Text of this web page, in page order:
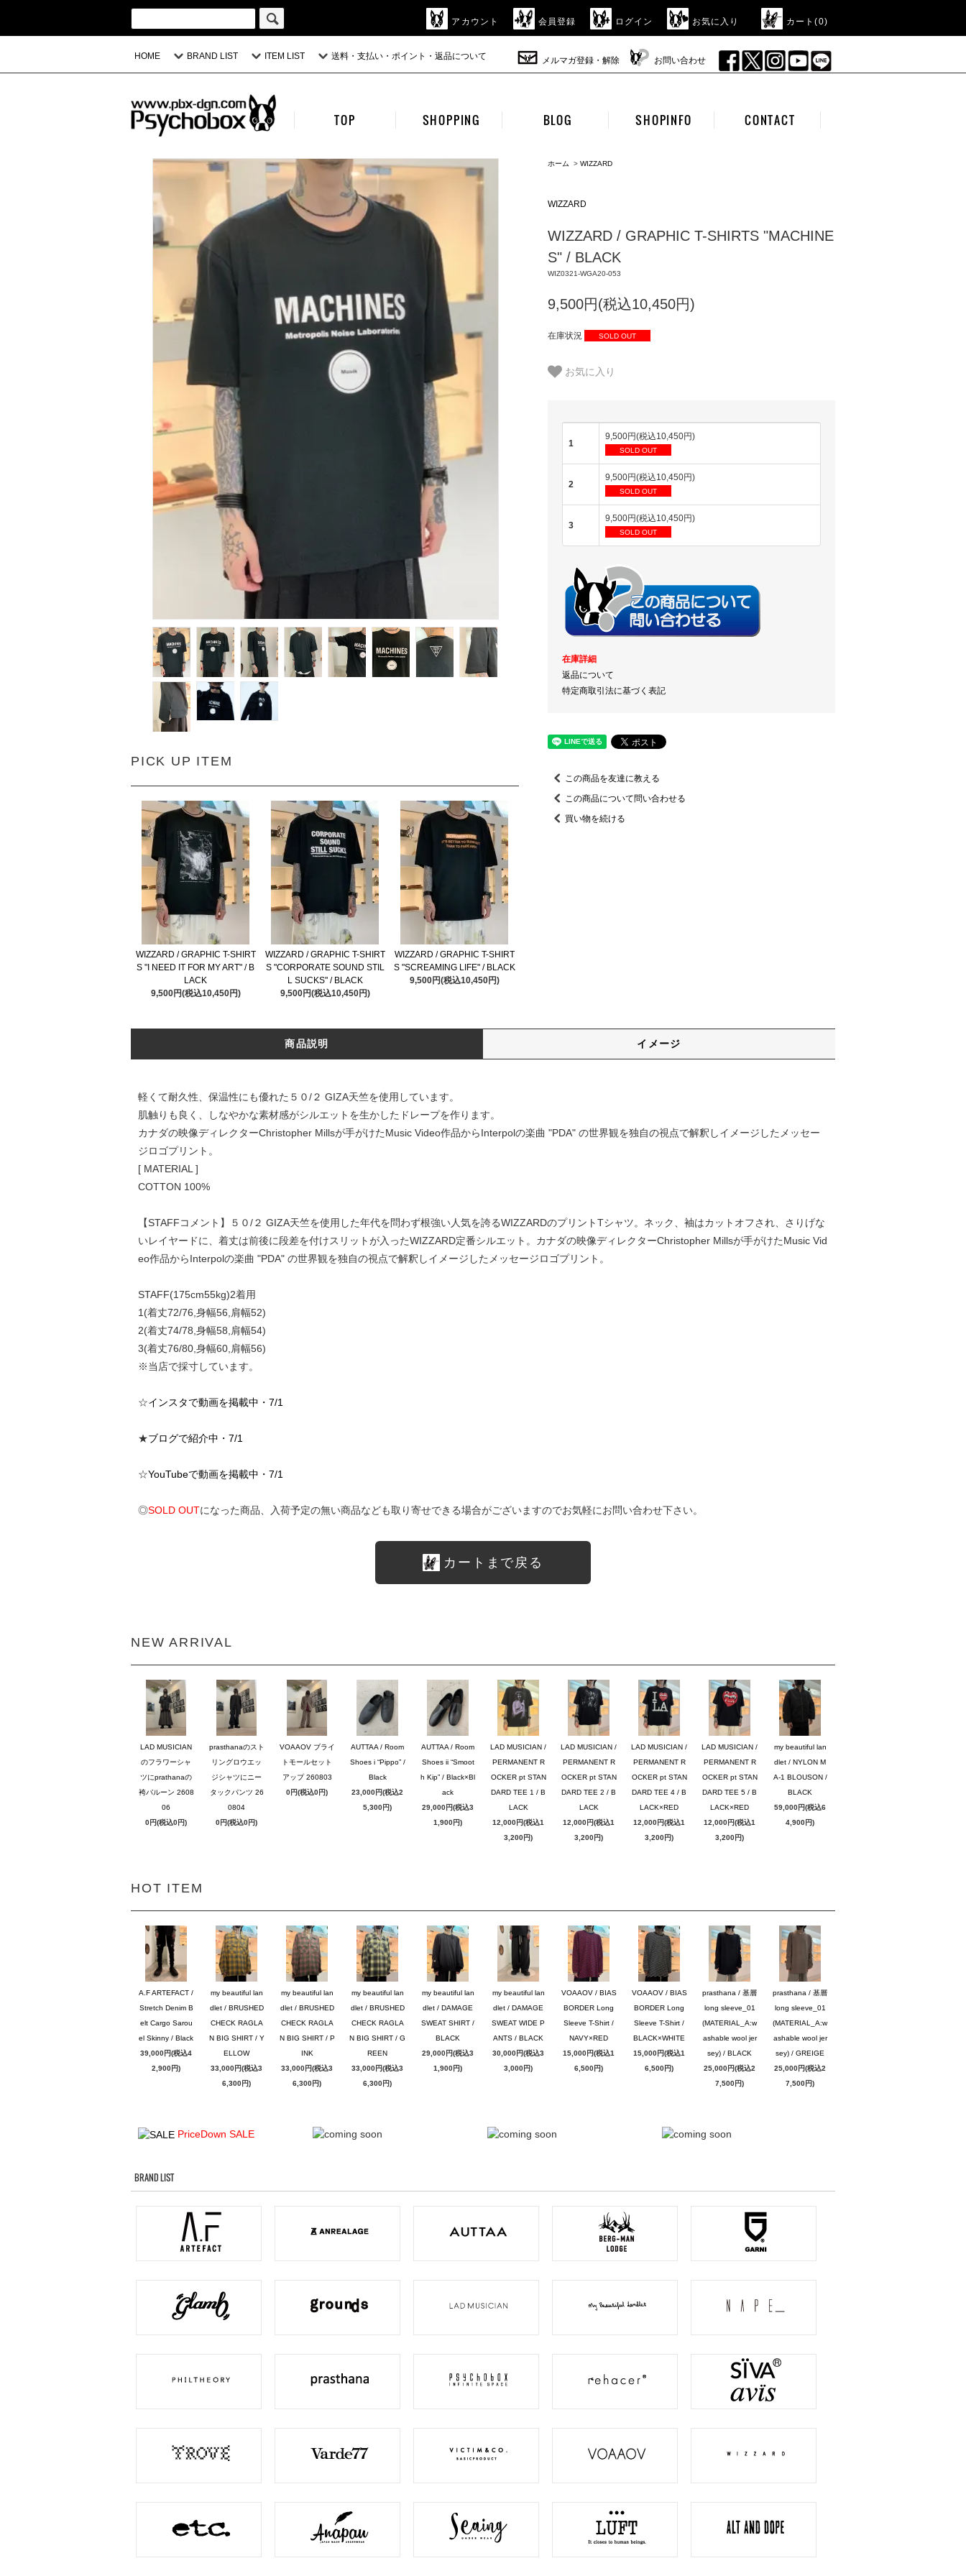
アカウント 会員登録 ログイン お気に入り カート(0)
HOME BRAND LIST ITEM LIST 送料・支払い・ポイント・返品について メルマガ登録・解除 お問い合わせ
TOP SHOPPING BLOG SHOPINFO CONTACT
PICK UP ITEM
WIZZARD / GRAPHIC T-SHIRT
S "I NEED IT FOR MY ART" / B
LACK
9,500円(税込10,450円)
WIZZARD / GRAPHIC T-SHIRT
S "CORPORATE SOUND STIL
L SUCKS" / BLACK
9,500円(税込10,450円)
WIZZARD / GRAPHIC T-SHIRT
S "SCREAMING LIFE" / BLACK
9,500円(税込10,450円)
ホーム > WIZZARD
WIZZARD
WIZZARD / GRAPHIC T-SHIRTS "MACHINE
S" / BLACK
WIZ0321-WGA20-053
9,500円(税込10,450円)
在庫状況 SOLD OUT
お気に入り
1
9,500円(税込10,450円)
SOLD OUT
2
9,500円(税込10,450円)
SOLD OUT
3
9,500円(税込10,450円)
SOLD OUT
在庫詳細
返品について
特定商取引法に基づく表記
この商品を友達に教える
この商品について問い合わせる
買い物を続ける
商品説明 イメージ
軽くて耐久性、保温性にも優れた５０/２ GIZA天竺を使用しています。
肌触りも良く、しなやかな素材感がシルエットを生かしたドレープを作ります。
カナダの映像ディレクターChristopher Millsが手がけたMusic Video作品からInterpolの楽曲 "PDA" の世界観を独自の視点で解釈しイメージしたメッセー
ジロゴプリント。
[ MATERIAL ]
COTTON 100%
【STAFFコメント】５０/２ GIZA天竺を使用した年代を問わず根強い人気を誇るWIZZARDのプリントTシャツ。ネック、袖はカットオフされ、さりげな
いレイヤードに、着丈は前後に段差を付けスリットが入ったWIZZARD定番シルエット。カナダの映像ディレクターChristopher Millsが手がけたMusic Vid
eo作品からInterpolの楽曲 "PDA" の世界観を独自の視点で解釈しイメージしたメッセージロゴプリント。
STAFF(175cm55kg)2着用
1(着丈72/76,身幅56,肩幅52)
2(着丈74/78,身幅58,肩幅54)
3(着丈76/80,身幅60,肩幅56)
※当店で採寸しています。
☆インスタで動画を掲載中・7/1
★ブログで紹介中・7/1
☆YouTubeで動画を掲載中・7/1
◎SOLD OUTになった商品、入荷予定の無い商品なども取り寄せできる場合がございますのでお気軽にお問い合わせ下さい。
カートまで戻る
NEW ARRIVAL
LAD MUSICIAN
のフラワーシャ
ツにprathanaの
袴バルーン 2608
06
0円(税込0円)
prasthanaのスト
リングロウエッ
ジシャツにニー
タックパンツ 26
0804
0円(税込0円)
VOAAOV ブライ
トモールセット
アップ 260803
0円(税込0円)
AUTTAA / Room
Shoes i “Pippo” /
Black
23,000円(税込2
5,300円)
AUTTAA / Room
Shoes ii “Smoot
h Kip” / Black×Bl
ack
29,000円(税込3
1,900円)
LAD MUSICIAN /
PERMANENT R
OCKER pt STAN
DARD TEE 1 / B
LACK
12,000円(税込1
3,200円)
LAD MUSICIAN /
PERMANENT R
OCKER pt STAN
DARD TEE 2 / B
LACK
12,000円(税込1
3,200円)
LAD MUSICIAN /
PERMANENT R
OCKER pt STAN
DARD TEE 4 / B
LACK×RED
12,000円(税込1
3,200円)
LAD MUSICIAN /
PERMANENT R
OCKER pt STAN
DARD TEE 5 / B
LACK×RED
12,000円(税込1
3,200円)
my beautiful lan
dlet / NYLON M
A-1 BLOUSON /
BLACK
59,000円(税込6
4,900円)
HOT ITEM
A.F ARTEFACT /
Stretch Denim B
elt Cargo Sarou
el Skinny / Black
39,000円(税込4
2,900円)
my beautiful lan
dlet / BRUSHED
CHECK RAGLA
N BIG SHIRT / Y
ELLOW
33,000円(税込3
6,300円)
my beautiful lan
dlet / BRUSHED
CHECK RAGLA
N BIG SHIRT / P
INK
33,000円(税込3
6,300円)
my beautiful lan
dlet / BRUSHED
CHECK RAGLA
N BIG SHIRT / G
REEN
33,000円(税込3
6,300円)
my beautiful lan
dlet / DAMAGE
SWEAT SHIRT /
BLACK
29,000円(税込3
1,900円)
my beautiful lan
dlet / DAMAGE
SWEAT WIDE P
ANTS / BLACK
30,000円(税込3
3,000円)
VOAAOV / BIAS
BORDER Long
Sleeve T-Shirt /
NAVY×RED
15,000円(税込1
6,500円)
VOAAOV / BIAS
BORDER Long
Sleeve T-Shirt /
BLACK×WHITE
15,000円(税込1
6,500円)
prasthana / 基層
long sleeve_01
(MATERIAL_A:w
ashable wool jer
sey) / BLACK
25,000円(税込2
7,500円)
prasthana / 基層
long sleeve_01
(MATERIAL_A:w
ashable wool jer
sey) / GREIGE
25,000円(税込2
7,500円)
PriceDown SALE
BRAND LIST